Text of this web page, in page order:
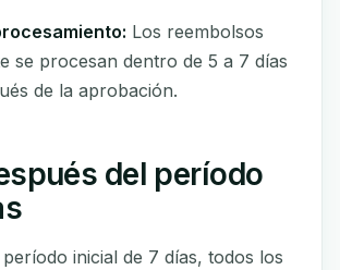
Los reembolsos
se procesan dentro de 5 a 7 días
de la aprobación.
del período
inicial de 7 días, todos los